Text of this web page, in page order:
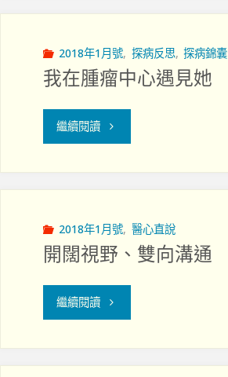
工
乃
教
的
延
伸"
2018年1月號, 探病反思, 探病錦囊
我在腫瘤中心遇見她
繼續閱讀"我
瘤
中
心
2018年1月號, 醫心直說
開闊視野、雙向溝通
繼續閱讀"開